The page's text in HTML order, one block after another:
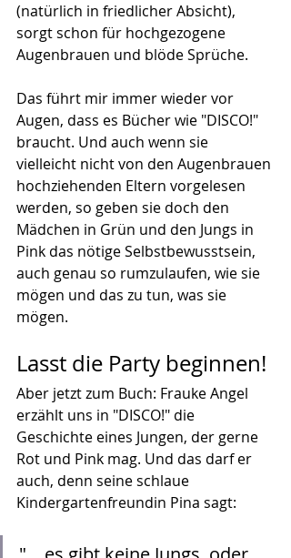
(natürlich in friedlicher Absicht),
sorgt schon für hochgezogene
Augenbrauen und blöde Sprüche.
Das führt mir immer wieder vor
Augen, dass es Bücher wie "DISCO!"
braucht. Und auch wenn sie
vielleicht nicht von den Augenbrauen
hochziehenden Eltern vorgelesen
werden, so geben sie doch den
Mädchen in Grün und den Jungs in
Pink das nötige Selbstbewusstsein,
auch genau so rumzulaufen, wie sie
mögen und das zu tun, was sie
mögen.
Lasst die Party beginnen!
Aber jetzt zum Buch: Frauke Angel
erzählt uns in "DISCO!" die
Geschichte eines Jungen, der gerne
Rot und Pink mag. Und das darf er
auch, denn seine schlaue
Kindergartenfreundin Pina sagt: